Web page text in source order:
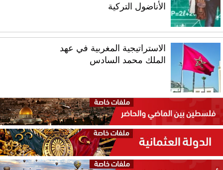
الأناضول التركية
الاستراتيجية المغربية في عهد
الملك محمد السادس